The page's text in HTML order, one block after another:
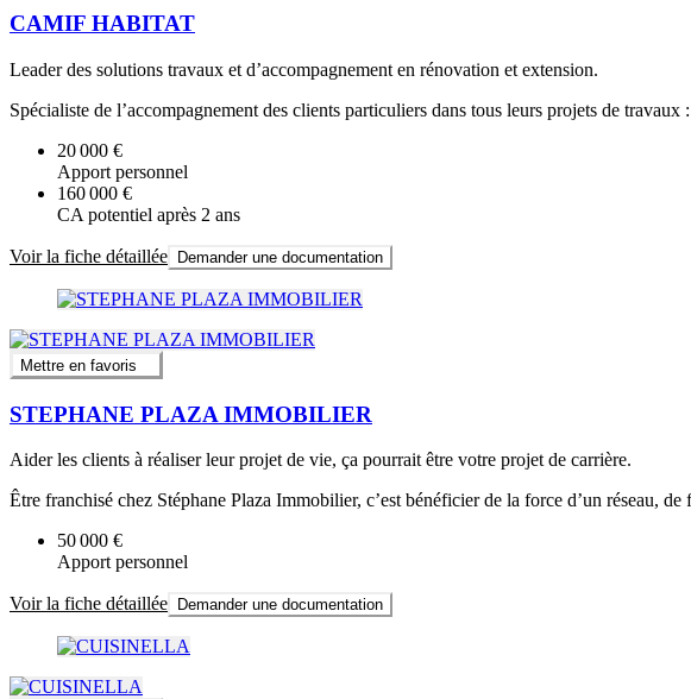
CAMIF HABITAT
Leader des solutions travaux et d’accompagnement en rénovation et extension.
Spécialiste de l’accompagnement des clients particuliers dans tous leurs projets de
20 000 €
Apport personnel
160 000 €
CA potentiel après 2 ans
Voir la fiche détaillée Demander une documentation
Mettre en favoris
STEPHANE PLAZA IMMOBILIER
Aider les clients à réaliser leur projet de vie, ça pourrait être votre projet de carrière.
Être franchisé chez Stéphane Plaza Immobilier, c’est bénéficier de la force d’un réseau,
50 000 €
Apport personnel
Voir la fiche détaillée Demander une documentation